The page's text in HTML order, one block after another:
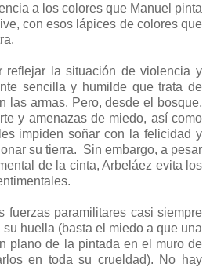
a los colores que Manuel pinta
con esos lápices de colores que
reflejar la situación de violencia y
sencilla y humilde que trata de
las armas. Pero, desde el bosque,
y amenazas de miedo, así como
impiden soñar con la felicidad y
su tierra. Sin embargo, a pesar
de la cinta, Arbeláez evita los
fuerzas paramilitares casi siempre
huella (basta el miedo a que una
plano de la pintada en el muro de
en toda su crueldad). No hay